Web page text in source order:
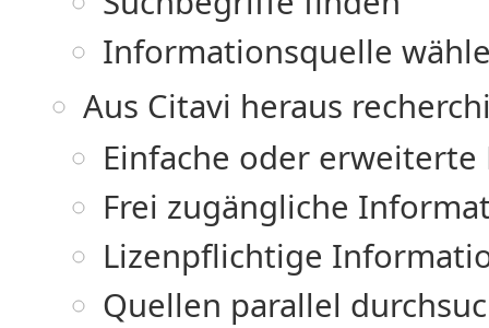
Informationsquelle
Aus Citavi heraus
Einfache oder erweiterte
Frei zugängliche
Lizenpflichtige
Quellen parallel